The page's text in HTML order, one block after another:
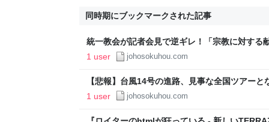
同時期にブックマークされた記事
統一教会が記者会見で逆ギレ！「宗教に対する
騙し取っているような印象は正直腹立たしい」
ットコム
1 user johosokuhou.com
【悲報】台風14号の進路、見事な全国ツアー
東、東北、北海道など全国横断へ | 情報速報ド
1 user johosokuhou.com